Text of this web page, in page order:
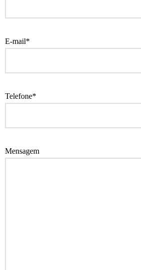
E-mail*
Telefone*
Mensagem